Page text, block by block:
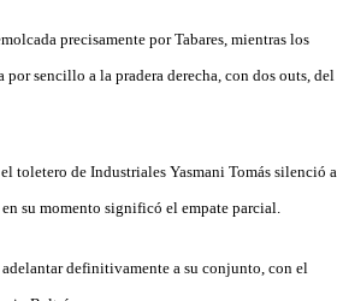
precisamente por Tabares, mientras los
sencillo a la pradera derecha, con dos outs, del
toletero de Industriales Yasmani Tomás silenció a
su momento significó el empate parcial.
definitivamente a su conjunto, con el